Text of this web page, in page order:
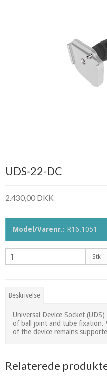
UDS-22-DC
2.430,00 DKK
Model/Varenr.: R16.1051
Stk
Beskrivelse
Universal Device Socket
of ball joint and tube fixation.
of the device remains
Relaterede